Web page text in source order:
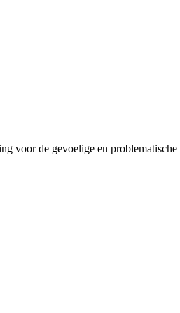
voor de gevoelige en problematische